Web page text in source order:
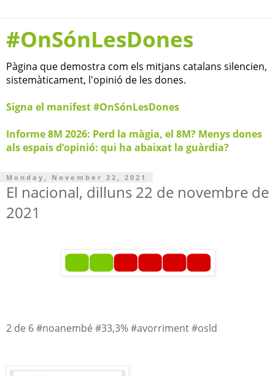
#OnSónLesDones
Pàgina que demostra com els mitjans catalans silencien,
sistemàticament, l'opinió de les dones.
Signa el manifest #OnSónLesDones
Informe 8M 2026: Perd la màgia, el 8M? Menys dones
als espais d’opinió: qui ha abaixat la guàrdia?
Monday, November 22, 2021
El nacional, dilluns 22 de novembre de
2021
2 de 6 #noanembé #33,3% #avorriment #osld